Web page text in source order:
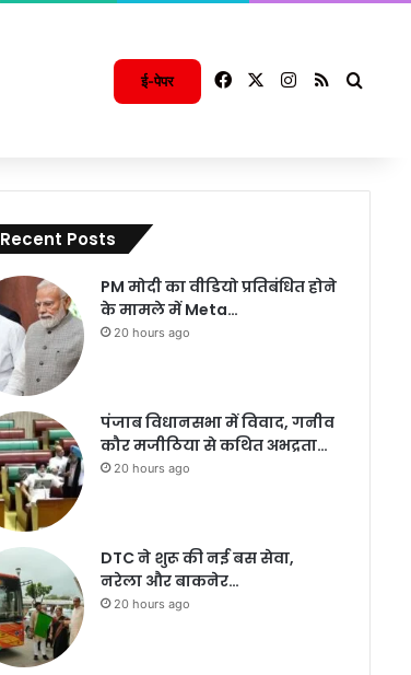
ई-पेपर FacebookInstagram
RSS
Recent Posts
PM मोदी का वीडियो प्रतिबंधित होने
के मामले में Meta…
20 hours ago
पंजाब विधानसभा में विवाद, गनीव
कौर मजीठिया से कथित अभद्रता…
20 hours ago
DTC ने शुरू की नई बस सेवा,
नरेला और बाकनेर…
20 hours ago